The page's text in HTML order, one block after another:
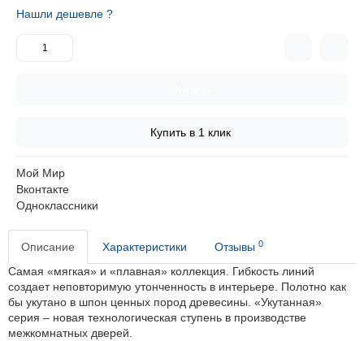
Нашли дешевле ?
Купить в 1 клик
Мой Мир
Вконтакте
Одноклассники
Описание Характеристики Отзывы 0
Самая «мягкая» и «плавная» коллекция. Гибкость линий
создает неповторимую утонченность в интерьере. Полотно как
бы укутано в шпон ценных пород древесины. «Укутанная»
серия – новая технологическая ступень в производстве
межкомнатных дверей.